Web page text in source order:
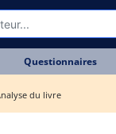
Questionnaires
du livre